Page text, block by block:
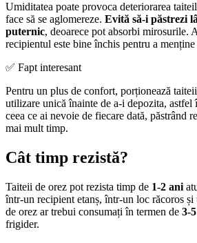
Umiditatea poate provoca deteriorarea
face să se aglomereze. Evită să-i păstrezi
puternic, deoarece pot absorbi mirosurile.
recipientul este bine închis pentru a menține
✅ Fapt interesant
Pentru un plus de confort, porționează
utilizare unică înainte de a-i depozita, astfel
ceea ce ai nevoie de fiecare dată, păstrând
mai mult timp.
Cât timp rezistă?
Taiteii de orez pot rezista timp de 1-2 ani
într-un recipient etanș, într-un loc răcoros
de orez ar trebui consumați în termen de 3-
frigider.